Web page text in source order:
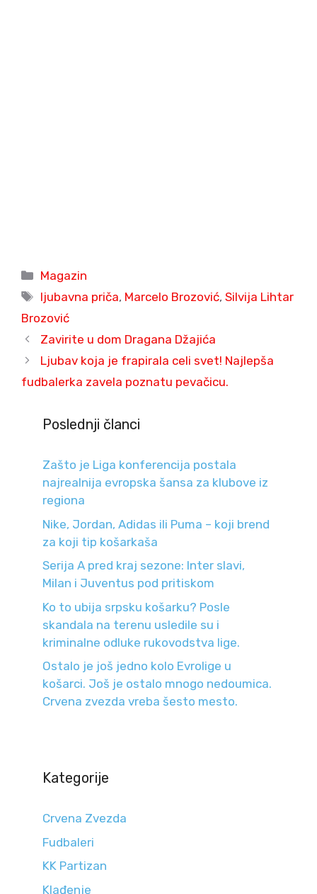
Categories
Magazin
Tags
ljubavna priča, Marcelo Brozović,Silvija Lihtar
Brozović
Zavirite u dom Dragana Džajića
Ljubav koja je frapirala celi svet! Najlepša
fudbalerka zavela poznatu pevačicu.
Poslednji članci
Zašto je Liga konferencija postala
najrealnija evropska šansa za klubove iz
regiona
Nike, Jordan, Adidas ili Puma – koji brend
za koji tip košarkaša
Serija A pred kraj sezone: Inter slavi,
Milan i Juventus pod pritiskom
Ko to ubija srpsku košarku? Posle
skandala na terenu usledile su i
kriminalne odluke rukovodstva lige.
Ostalo je još jedno kolo Evrolige u
košarci. Još je ostalo mnogo nedoumica.
Crvena zvezda vreba šesto mesto.
Kategorije
Crvena Zvezda
Fudbaleri
KK Partizan
Klađenje